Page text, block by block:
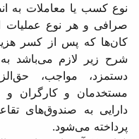
نوع كسب یا معاملات به
صرافی و هر نوع عملیات
كان‌ها كه پس از كسر
شرح زیر لازم می‌باشد
دستمزد، مواجب،
مستخدمان و كارگران
دارایی به صندوق‌های
پرداخته می‌شود.